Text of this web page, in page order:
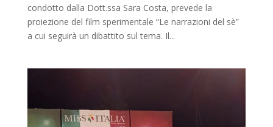
condotto dalla Dott.ssa Sara Costa, prevede la
proiezione del film sperimentale “Le narrazioni del sè”
a cui seguirà un dibattito sul tema. Il...